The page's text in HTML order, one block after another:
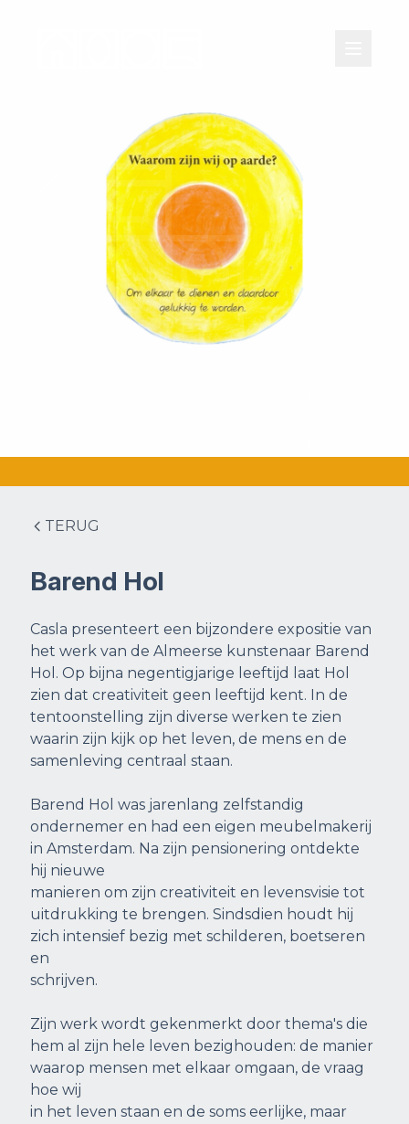
TERUG
Barend Hol
Casla presenteert een bijzondere expositie van
het werk van de Almeerse kunstenaar Barend
Hol. Op bijna negentigjarige leeftijd laat Hol
zien dat creativiteit geen leeftijd kent. In de
tentoonstelling zijn diverse werken te zien
waarin zijn kijk op het leven, de mens en de
samenleving centraal staan.
Barend Hol was jarenlang zelfstandig
ondernemer en had een eigen meubelmakerij
in Amsterdam. Na zijn pensionering ontdekte
hij nieuwe
manieren om zijn creativiteit en levensvisie tot
uitdrukking te brengen. Sindsdien houdt hij
zich intensief bezig met schilderen, boetseren
en
schrijven.
Zijn werk wordt gekenmerkt door thema's die
hem al zijn hele leven bezighouden: de manier
waarop mensen met elkaar omgaan, de vraag
hoe wij
in het leven staan en de soms eerlijke, maar